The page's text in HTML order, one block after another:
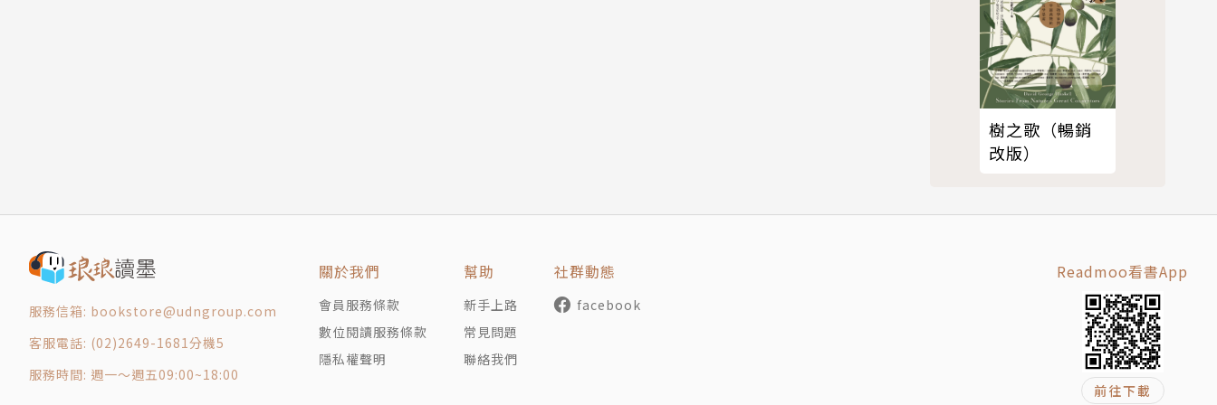
•我們能從細胞和複雜分子的特性來計算生命期限嗎？我們能改變他們而延長壽命嗎？
•為什麼多數企業像老鼠一樣短命？
•我們能建立一個理論，同時解釋人類和企業為何死去嗎？
•我們能從數量上理解企業如何誕生、滅亡，並因此預測它們的壽命嗎？
•能預測微軟或Google何時倒閉嗎？
•城市有極限規模或最適規模嗎？
從夸克與弦，到細胞與鯨魚
複雜之下的簡單：克萊伯定律、自相似性與規模經濟
能量、突現法則，以及生命的階層
網絡與¼冪次異速縮放的由來
當物理學遇見生物學：理論、模型與解釋的本質
樹之歌（暢銷
改版）
服務信箱: bookstore@udngroup.com
客服電話: (02)2649-1681分機5
服務時間: 週一～週五09:00~18:00
關於我們
會員服務條款
數位閱讀服務條款
隱私權聲明
幫助
新手上路
常見問題
聯絡我們
社群動態
facebook
Readmoo看書App
前往下載